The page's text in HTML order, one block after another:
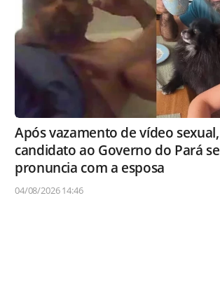
Após vazamento de vídeo sexual,
candidato ao Governo do Pará se
pronuncia com a esposa
04/08/2026 14:46